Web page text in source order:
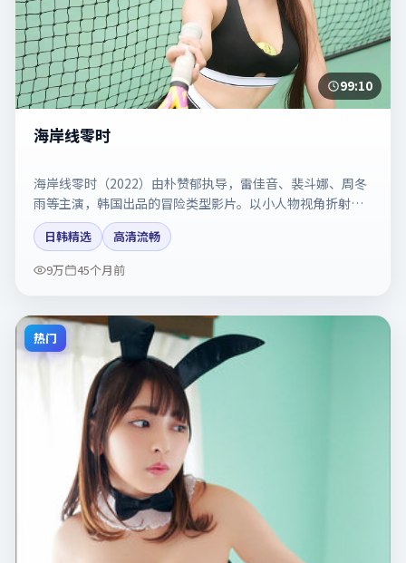
99:10
海岸线零时
海岸线零时（2022）由朴赞郁执导，雷佳音、裴斗娜、周冬
雨等主演，韩国出品的冒险类型影片。以小人物视角折射时
代切片。剧情简介与主创信息可供检索参考，上映日期以片
方资料为准。
日韩精选
高清流畅
9万
45个月前
热门